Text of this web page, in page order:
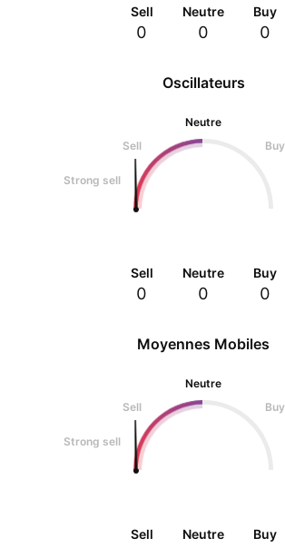
Oscillateurs
Neutre
Sell
Buy
Strong sell
Sell
0
Neutre
0
Buy
0
Sell
0
Neutre
0
Buy
0
Moyennes Mobiles
Neutre
Sell
Buy
Strong sell
Sell Neutre Buy